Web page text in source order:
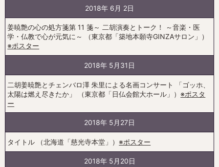
2018年 6月 2日
姜暁艶の心の処方箋第 11 箋～ 二胡演奏とトーク！ ～音楽・医
学・仏教で心が元気に～ （東京都「築地本願寺GINZAサロン」）
※ポスター
2018年 5月31日
二胡姜暁艶とチェンバロ澤 朱里による名画コンサート 「ゴッホ、
太陽は燃え尽きたか」 （東京都「日仏会館大ホール」）※ポスタ
ー
2018年 5月27日
タイトル （北海道「慈光寺本堂」）※ポスター
2018年 5月20日